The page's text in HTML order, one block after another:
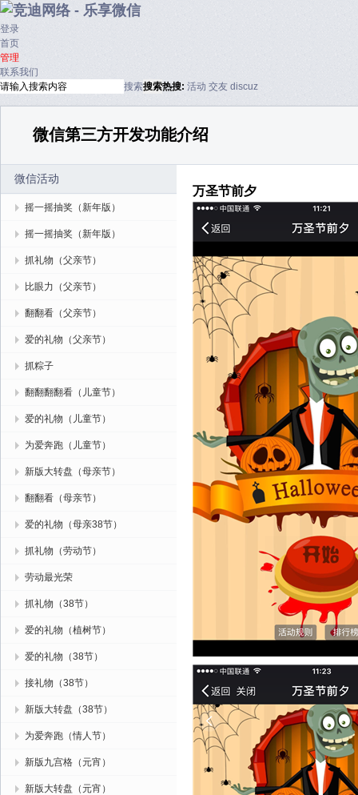
登录
首页
管理
联系我们
搜索搜索热搜: 活动 交友 discuz
微信第三方开发功能介绍
微信活动
摇一摇抽奖（新年版）
摇一摇抽奖（新年版）
抓礼物（父亲节）
比眼力（父亲节）
翻翻看（父亲节）
爱的礼物（父亲节）
抓粽子
翻翻翻翻看（儿童节）
爱的礼物（儿童节）
为爱奔跑（儿童节）
新版大转盘（母亲节）
翻翻看（母亲节）
爱的礼物（母亲38节）
抓礼物（劳动节）
劳动最光荣
抓礼物（38节）
爱的礼物（植树节）
爱的礼物（38节）
接礼物（38节）
新版大转盘（38节）
为爱奔跑（情人节）
新版九宫格（元宵）
新版大转盘（元宵）
万圣节前夕